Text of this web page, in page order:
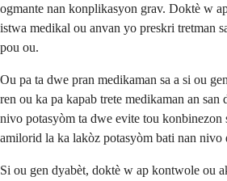
ogmante nan konplikasyon grav. Doktè w
istwa medikal ou anvan yo preskri tretman
pou ou.
Ou pa ta dwe pran medikaman sa a si ou
ren ou ka pa kapab trete medikaman an
nivo potasyòm ta dwe evite tou konbinezon
amilorid la ka lakòz potasyòm bati nan nivo
Si ou gen dyabèt, doktè w ap kontwole ou